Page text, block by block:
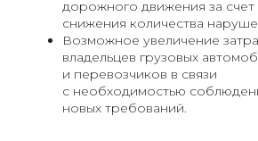
дорожного движения за счет
снижения количества
Возможное увеличение
владельцев грузовых
и перевозчиков в связи
с необходимостью
новых требований.